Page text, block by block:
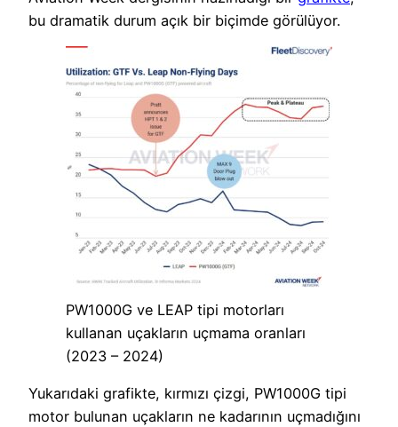
bu dramatik durum açık bir biçimde görülüyor.
PW1000G ve LEAP tipi motorları
kullanan uçakların uçmama oranları
(2023 – 2024)
Yukarıdaki grafikte, kırmızı çizgi, PW1000G tipi
motor bulunan uçakların ne kadarının uçmadığını